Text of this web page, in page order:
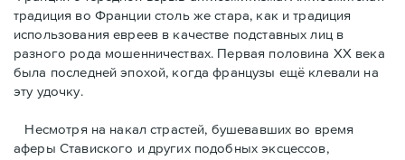
традиция во Франции столь же стара, как и традиция
использования евреев в качестве подставных лиц в
разного рода мошенничествах. Первая половина ХХ века
была последней эпохой, когда французы ещё клевали на
эту удочку.
Несмотря на накал страстей, бушевавших во время
аферы Ставиского и других подобных эксцессов,